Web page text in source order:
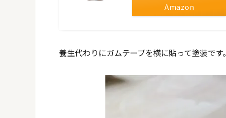
Amazon
養生代わりにガムテープを横に貼って塗装です。